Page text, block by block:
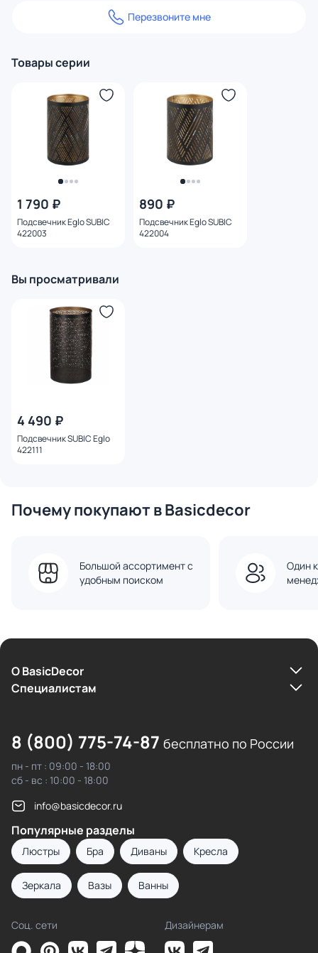
Перезвоните мне
Товары серии
1 790 ₽
Подсвечник Eglo SUBIC
422003
890 ₽
Подсвечник Eglo SUBIC
422004
Вы просматривали
4 490 ₽
Подсвечник SUBIC Eglo
422111
Почему покупают в Basicdecor
Большой ассортимент с
удобным поиском
Один
О BasicDecor
Cпециалистам
8 (800) 775-74-87 бесплатно по России
пн - пт : 09:00 - 18:00
сб - вс : 10:00 - 18:00
info@basicdecor.ru
Популярные разделы
Люстры Бра Диваны Кресла
Зеркала Вазы Ванны
Соц. сети Дизайнерам